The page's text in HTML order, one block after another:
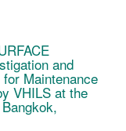
and
Maintenance
VHILS at the